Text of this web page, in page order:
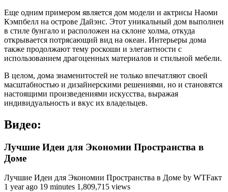
Еще одним примером является дом модели и актрисы Наоми
Кэмпбелл на острове Дайэнс. Этот уникальный дом выполнен
в стиле бунгало и расположен на склоне холма, откуда
открывается потрясающий вид на океан. Интерьеры дома
также продолжают тему роскоши и элегантности с
использованием драгоценных материалов и стильной мебели.
В целом, дома знаменитостей не только впечатляют своей
масштабностью и дизайнерскими решениями, но и становятся
настоящими произведениями искусства, выражая
индивидуальность и вкус их владельцев.
Видео:
Лучшие Идеи для Экономии Пространства в
Доме
Лучшие Идеи для Экономии Пространства в Доме by WTFакт
1 year ago 19 minutes 1,809,715 views